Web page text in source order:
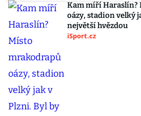
Kam míří Haraslín?
oázy, stadion velký
největší hvězdou
iSport.cz